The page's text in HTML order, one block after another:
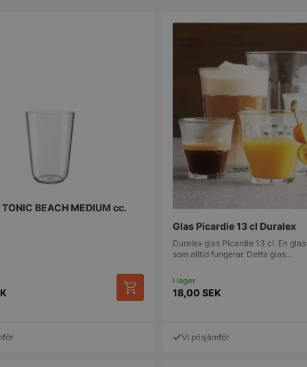
BEACH MEDIUM cc.
Glas Picardie 13 cl Duralex
Duralex glas Picardie 13 cl. En
som alltid fungerar. Detta glas…
18,00SEK
Vi prisjämför